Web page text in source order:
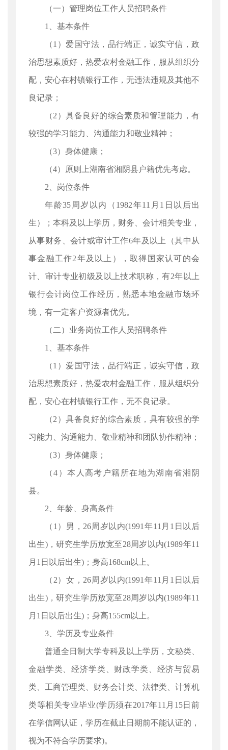
（一）管理岗位工作人员招聘条件
1、基本条件
（1）爱国守法，品行端正，诚实守信，政
治思想素质好，热爱农村金融工作，服从组织分
配，安心在村镇银行工作，无违法违规及其他不
良记录；
（2）具备良好的综合素质和管理能力，有
较强的学习能力、沟通能力和敬业精神；
（3）身体健康；
（4）原则上湖南省湘阴县户籍优先考虑。
2、岗位条件
年龄35周岁以内（1982年11月1日以后出
生）；本科及以上学历，财务、会计相关专业，
从事财务、会计或审计工作6年及以上（其中从
事金融工作2年及以上），取得国家认可的会
计、审计专业初级及以上技术职称，有2年以上
银行会计岗位工作经历，熟悉本地金融市场环
境，有一定客户资源者优先。
（二）业务岗位工作人员招聘条件
1、基本条件
（1）爱国守法，品行端正，诚实守信，政
治思想素质好，热爱农村金融工作，服从组织分
配，安心在村镇银行工作，无不良记录。
（2）具备良好的综合素质，具有较强的学
习能力、沟通能力、敬业精神和团队协作精神；
（3）身体健康；
（4）本人高考户籍所在地为湖南省湘阴
县。
2、年龄、身高条件
（1）男，26周岁以内(1991年11月1日以后
出生)，研究生学历放宽至28周岁以内(1989年11
月1日以后出生)；身高168cm以上。
（2）女，26周岁以内(1991年11月1日以后
出生)，研究生学历放宽至28周岁以内(1989年11
月1日以后出生)；身高155cm以上。
3、学历及专业条件
普通全日制大学专科及以上学历，文秘类、
金融学类、经济学类、财政学类、经济与贸易
类、工商管理类、财务会计类、法律类、计算机
类等相关专业毕业(学历须在2017年11月15日前
在学信网认证，学历在截止日期前不能认证的，
视为不符合学历要求)。